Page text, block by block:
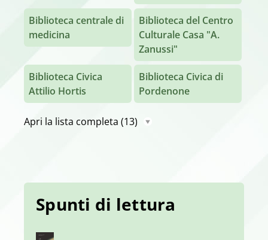
Biblioteca centrale di
medicina
Biblioteca del Centro
Culturale Casa "A.
Zanussi"
Biblioteca Civica
Attilio Hortis
Biblioteca Civica di
Pordenone
Apri la lista completa (13)
Spunti di lettura